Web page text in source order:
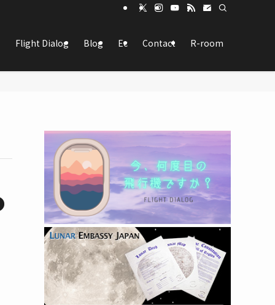
Flight Dialog Blog Ec Contact R-room